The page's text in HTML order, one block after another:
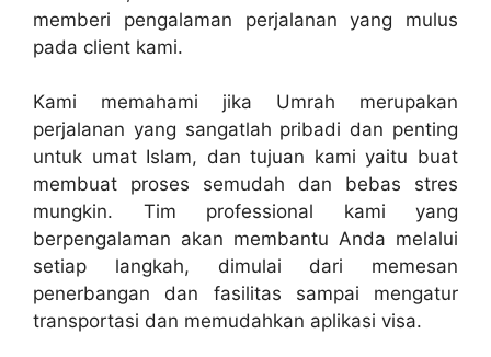
memberi pengalaman perjalanan yang mulus
pada client kami.
Kami memahami jika Umrah merupakan
perjalanan yang sangatlah pribadi dan penting
untuk umat Islam, dan tujuan kami yaitu buat
membuat proses semudah dan bebas stres
mungkin. Tim professional kami yang
berpengalaman akan membantu Anda melalui
setiap langkah, dimulai dari memesan
penerbangan dan fasilitas sampai mengatur
transportasi dan memudahkan aplikasi visa.